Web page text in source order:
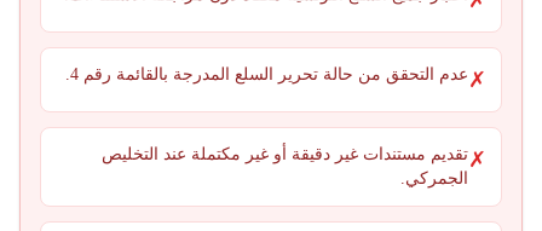
✗ عدم التحقق من حالة تحرير السلع المدرجة بالقائمة رقم 4.
✗تقديم مستندات غير دقيقة أو غير مكتملة عند التخليص
الجمركي.